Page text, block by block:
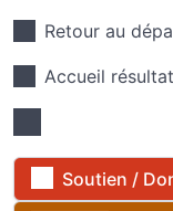
Retour au
Accueil
Soutien /